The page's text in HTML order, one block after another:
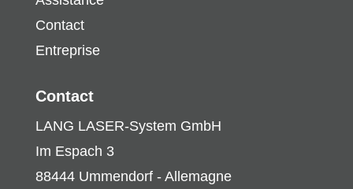
Contact
Entreprise
Contact
LANG LASER-System GmbH
Im Espach 3
88444 Ummendorf - Allemagne